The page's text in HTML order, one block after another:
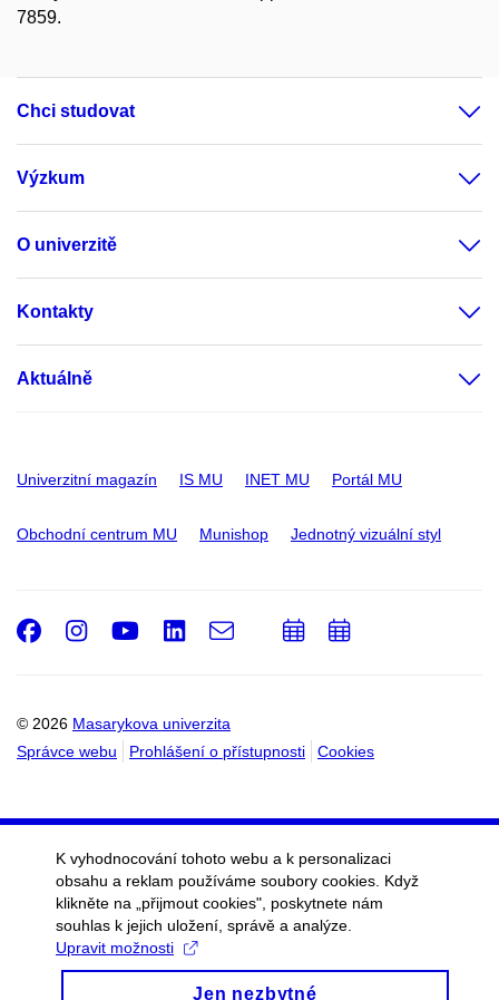
7859.
Chci studovat
Výzkum
O univerzitě
Kontakty
Aktuálně
Univerzitní magazín IS MU INET MU Portál MU
Obchodní centrum MU Munishop Jednotný vizuální styl
© 2026 Masarykova univerzita
Správce webu
Prohlášení o přístupnosti Cookies
Facebook
Instagram
Youtube
LinkedIn
e-
PřidatPřidat
K vyhodnocování tohoto webu a k personalizaci
obsahu a reklam používáme soubory cookies. Když
klikněte na „přijmout cookies", poskytnete nám
souhlas k jejich uložení, správě a analýze.
Upravit možnosti
Jen nezbytné